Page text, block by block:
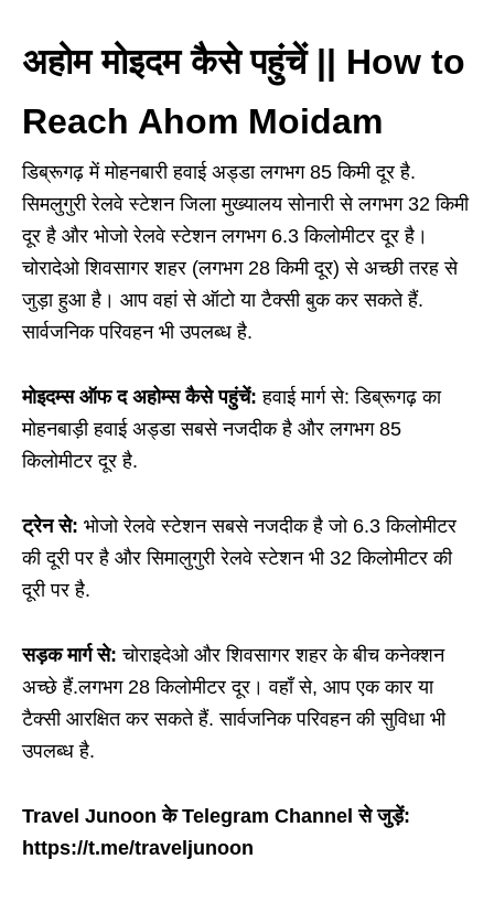
अहोम मोइदम कैसे पहुंचें || How to
Reach Ahom Moidam
डिब्रूगढ़ में मोहनबारी हवाई अड्डा लगभग 85 किमी दूर है.
सिमलुगुरी रेलवे स्टेशन जिला मुख्यालय सोनारी से लगभग 32 किमी
दूर है और भोजो रेलवे स्टेशन लगभग 6.3 किलोमीटर दूर है।
चोरादेओ शिवसागर शहर (लगभग 28 किमी दूर) से अच्छी तरह से
जुड़ा हुआ है। आप वहां से ऑटो या टैक्सी बुक कर सकते हैं.
सार्वजनिक परिवहन भी उपलब्ध है.
मोइदम्स ऑफ द अहोम्स कैसे पहुंचें: हवाई मार्ग से: डिब्रूगढ़ का
मोहनबाड़ी हवाई अड्डा सबसे नजदीक है और लगभग 85
किलोमीटर दूर है.
ट्रेन से: भोजो रेलवे स्टेशन सबसे नजदीक है जो 6.3 किलोमीटर
की दूरी पर है और सिमालुगुरी रेलवे स्टेशन भी 32 किलोमीटर की
दूरी पर है.
सड़क मार्ग से: चोराइदेओ और शिवसागर शहर के बीच कनेक्शन
अच्छे हैं.लगभग 28 किलोमीटर दूर। वहाँ से, आप एक कार या
टैक्सी आरक्षित कर सकते हैं. सार्वजनिक परिवहन की सुविधा भी
उपलब्ध है.
Travel Junoon के Telegram Channel से जुड़ें:
https://t.me/traveljunoon